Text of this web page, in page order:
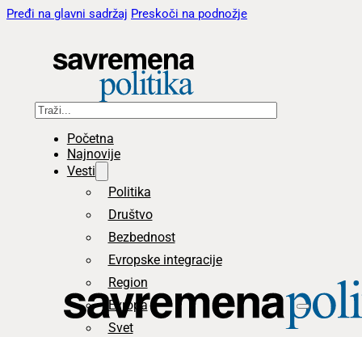
Pređi na glavni sadržaj Preskoči na podnožje
Pretraga
Početna
Najnovije
Vesti
Politika
Društvo
Bezbednost
Evropske integracije
Region
Evropa
Svet